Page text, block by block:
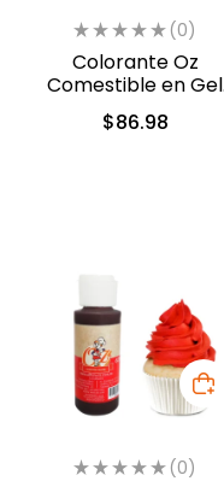
(0)
Colorante Oz
Comestible en Gel
Negro 240 ml (521)
$86.98
(0)